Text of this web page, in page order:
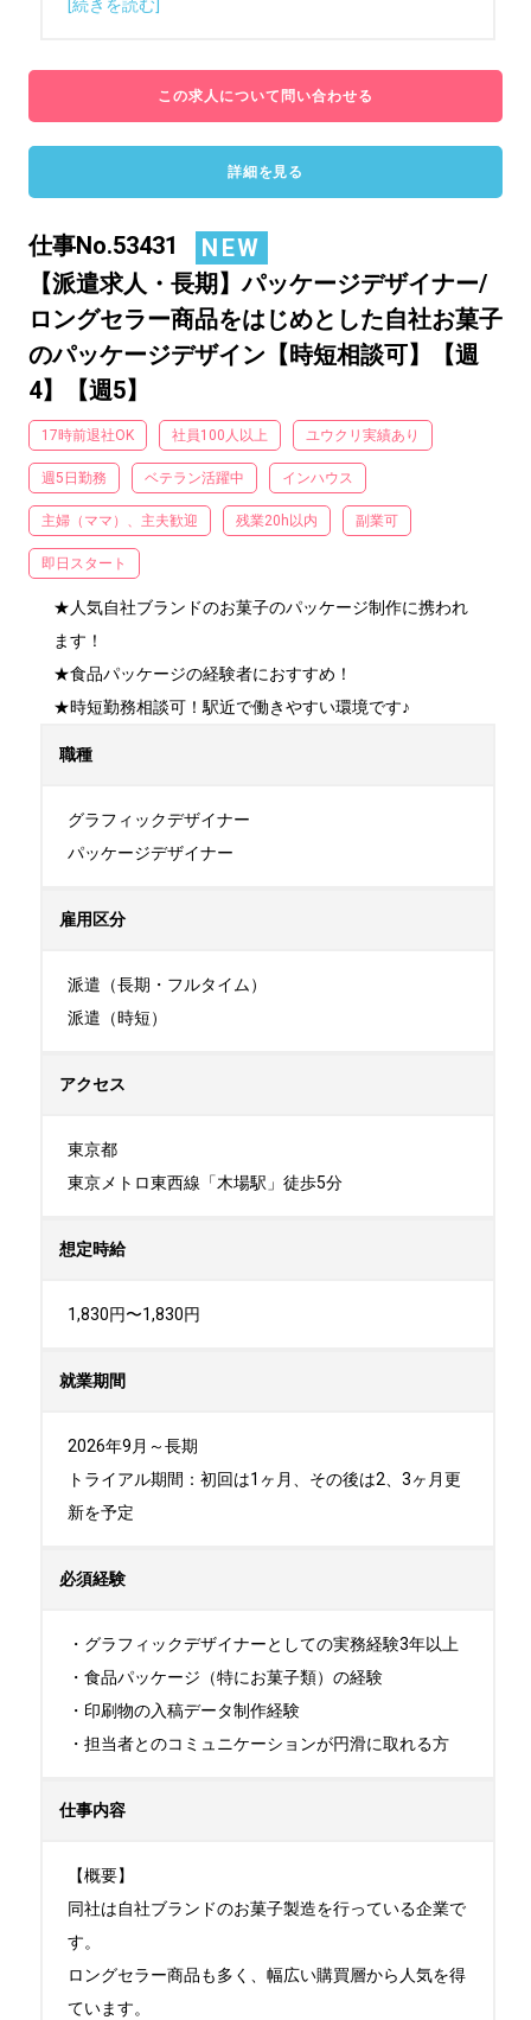
[続きを読む]
この求人について問い合わせる
詳細を見る
仕事No.53431
NEW
【派遣求人・長期】パッケージデザイナー/
ロングセラー商品をはじめとした自社お菓子
のパッケージデザイン【時短相談可】【週
4】【週5】
17時前退社OK 社員100人以上 ユウクリ実績あり
週5日勤務 ベテラン活躍中 インハウス
主婦（ママ）、主夫歓迎 残業20h以内 副業可
即日スタート
★人気自社ブランドのお菓子のパッケージ制作に携われ
ます！
★食品パッケージの経験者におすすめ！
★時短勤務相談可！駅近で働きやすい環境です♪
職種
グラフィックデザイナー
パッケージデザイナー
雇用区分
派遣（長期・フルタイム）
派遣（時短）
アクセス
東京都
東京メトロ東西線「木場駅」徒歩5分
想定時給
1,830円〜1,830円
就業期間
2026年9月～長期
トライアル期間：初回は1ヶ月、その後は2、3ヶ月更
新を予定
必須経験
・グラフィックデザイナーとしての実務経験3年以上
・食品パッケージ（特にお菓子類）の経験
・印刷物の入稿データ制作経験
・担当者とのコミュニケーションが円滑に取れる方
仕事内容
【概要】
同社は自社ブランドのお菓子製造を行っている企業で
す。
ロングセラー商品も多く、幅広い購買層から人気を得
ています。